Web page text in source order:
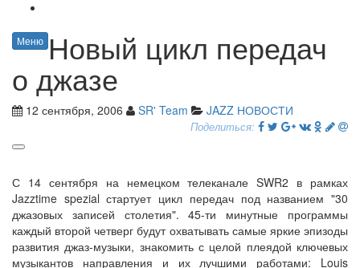
Меню Новый цикл передач
о джазе
12 сентября, 2006 SR' Team JAZZ НОВОСТИ
Поделиться:
С 14 сентября на немецком телеканале SWR2 в рамках
Jazztime spezial стартует цикл передач под названием "30
джазовых записей столетия". 45-ти минутные программы
каждый второй четверг будут охватывать самые яркие эпизоды
развития джаз-музыки, знакомить с целой плеядой ключевых
музыкантов направления и их лучшими работами: Louis